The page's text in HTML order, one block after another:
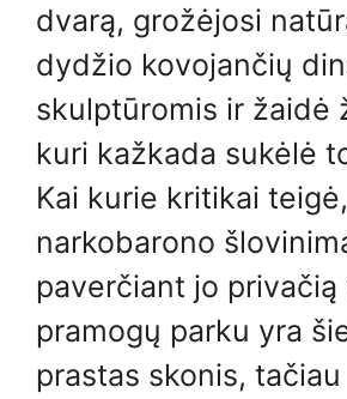
dvarą, grožėjosi
dydžio kovojančių
skulptūromis ir žaidė
kuri kažkada sukėlė
Kai kurie kritikai
narkobarono
paverčiant jo privačią
pramogų parku yra
prastas skonis, tačiau